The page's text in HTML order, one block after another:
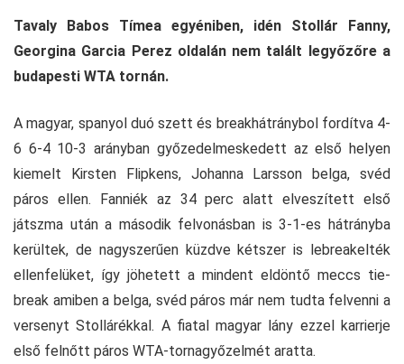
Tavaly Babos Tímea egyéniben, idén Stollár Fanny,
Georgina Garcia Perez oldalán nem talált legyőzőre a
budapesti WTA tornán.
A magyar, spanyol duó szett és breakhátránybol fordítva 4-
6 6-4 10-3 arányban győzedelmeskedett az első helyen
kiemelt Kirsten Flipkens, Johanna Larsson belga, svéd
páros ellen. Fanniék az 34 perc alatt elveszített első
játszma után a második felvonásban is 3-1-es hátrányba
kerültek, de nagyszerűen küzdve kétszer is lebreakelték
ellenfelüket, így jöhetett a mindent eldöntő meccs tie-
break amiben a belga, svéd páros már nem tudta felvenni a
versenyt Stollárékkal. A fiatal magyar lány ezzel karrierje
első felnőtt páros WTA-tornagyőzelmét aratta.